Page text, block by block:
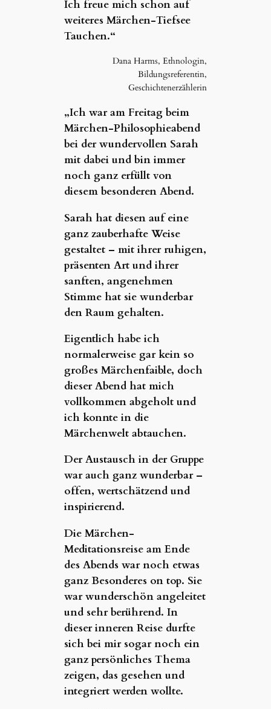
Ich freue mich schon auf
weiteres Märchen-Tiefsee
Tauchen.“
Dana Harms, Ethnologin,
Bildungsreferentin,
Geschichtenerzählerin
„Ich war am Freitag beim
Märchen-Philosophieabend
bei der wundervollen Sarah
mit dabei und bin immer
noch ganz erfüllt von
diesem besonderen Abend.
Sarah hat diesen auf eine
ganz zauberhafte Weise
gestaltet – mit ihrer ruhigen,
präsenten Art und ihrer
sanften, angenehmen
Stimme hat sie wunderbar
den Raum gehalten.
Eigentlich habe ich
normalerweise gar kein so
großes Märchenfaible, doch
dieser Abend hat mich
vollkommen abgeholt und
ich konnte in die
Märchenwelt abtauchen.
Der Austausch in der Gruppe
war auch ganz wunderbar –
offen, wertschätzend und
inspirierend.
Die Märchen-
Meditationsreise am Ende
des Abends war noch etwas
ganz Besonderes on top. Sie
war wunderschön angeleitet
und sehr berührend. In
dieser inneren Reise durfte
sich bei mir sogar noch ein
ganz persönliches Thema
zeigen, das gesehen und
integriert werden wollte.